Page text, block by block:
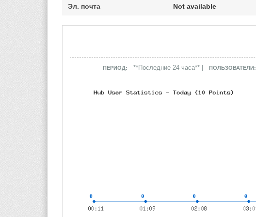
Эл. почта Not available
ПЕРИОД: **Последние 24 часа** | ПОЛЬЗОВАТЕЛИ: